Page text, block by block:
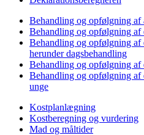
Behandling og opfølgning
Behandling og opfølgning af
Behandling og opfølgning
herunder dagsbehandling
Behandling og opfølgning
Behandling og opfølgning
unge
Kostplanlægning
Kostberegning og vurdering
Mad og måltider